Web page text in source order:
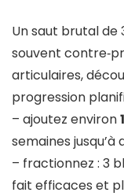
Un saut brutal de
souvent
articulaires,
progression
– ajoutez environ
semaines
– fractionnez : 3
fait efficaces et